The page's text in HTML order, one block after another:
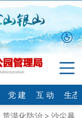
党 建 互 动
生